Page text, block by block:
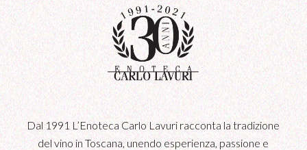
Dal 1991 L’Enoteca Carlo Lavuri racconta la tradizione
del vino in Toscana, unendo esperienza, passione e